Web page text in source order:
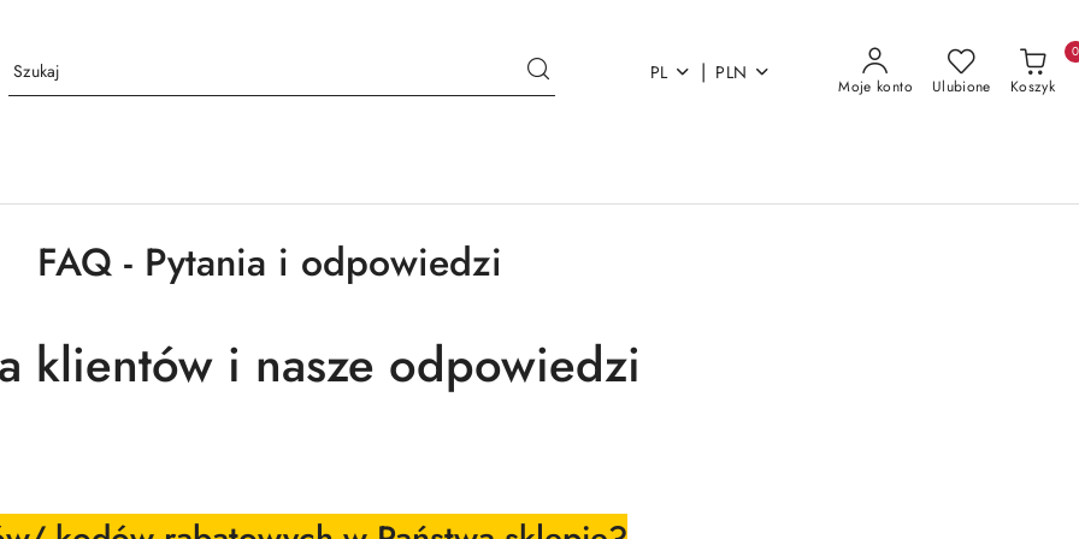
PL | PLN
Moje konto Ulubione Koszyk
0
FAQ - Pytania i odpowiedzi
klientów i nasze odpowiedzi